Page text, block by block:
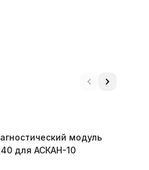
модуль
для АСКАН-10